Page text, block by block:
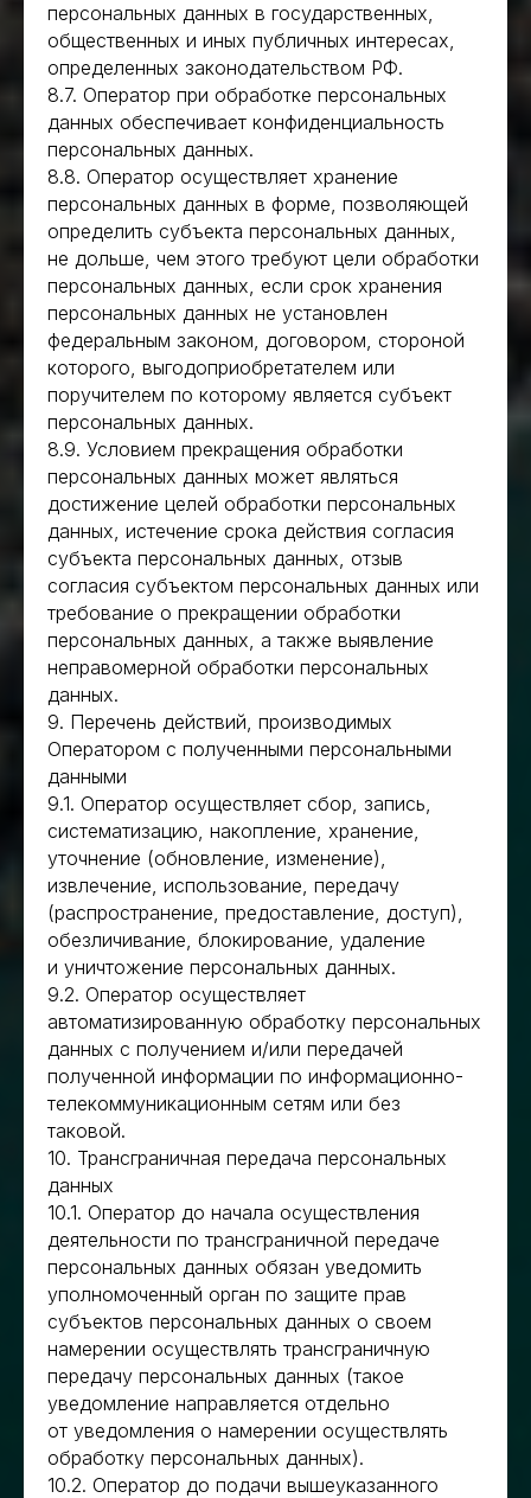
персональных данных в государственных,
общественных и иных публичных интересах,
определенных законодательством РФ.
8.7. Оператор при обработке персональных
данных обеспечивает конфиденциальность
персональных данных.
8.8. Оператор осуществляет хранение
персональных данных в форме, позволяющей
определить субъекта персональных данных,
не дольше, чем этого требуют цели обработки
персональных данных, если срок хранения
персональных данных не установлен
федеральным законом, договором, стороной
которого, выгодоприобретателем или
поручителем по которому является субъект
персональных данных.
8.9. Условием прекращения обработки
персональных данных может являться
достижение целей обработки персональных
данных, истечение срока действия согласия
субъекта персональных данных, отзыв
согласия субъектом персональных данных или
требование о прекращении обработки
персональных данных, а также выявление
неправомерной обработки персональных
данных.
9. Перечень действий, производимых
Оператором с полученными персональными
данными
9.1. Оператор осуществляет сбор, запись,
систематизацию, накопление, хранение,
уточнение (обновление, изменение),
извлечение, использование, передачу
(распространение, предоставление, доступ),
обезличивание, блокирование, удаление
и уничтожение персональных данных.
9.2. Оператор осуществляет
автоматизированную обработку персональных
данных с получением и/или передачей
полученной информации по информационно-
телекоммуникационным сетям или без
таковой.
10. Трансграничная передача персональных
данных
10.1. Оператор до начала осуществления
деятельности по трансграничной передаче
персональных данных обязан уведомить
уполномоченный орган по защите прав
субъектов персональных данных о своем
намерении осуществлять трансграничную
передачу персональных данных (такое
уведомление направляется отдельно
от уведомления о намерении осуществлять
обработку персональных данных).
10.2. Оператор до подачи вышеуказанного